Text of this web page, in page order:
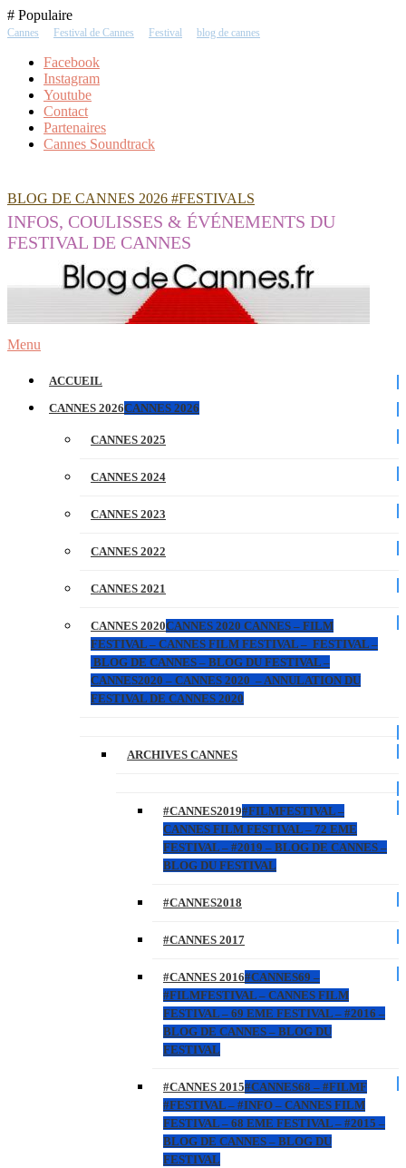
Skip
To
# Populaire
Cannes Festival de Cannes Festival blog de cannes
Facebook
Instagram
Youtube
Contact
Partenaires
Cannes Soundtrack
BLOG DE CANNES 2026 #FESTIVALS
INFOS, COULISSES & ÉVÉNEMENTS DU
FESTIVAL DE CANNES
Menu
ACCUEIL
CANNES 2026CANNES 2026
CANNES 2025
CANNES 2024
CANNES 2023
CANNES 2022
CANNES 2021
CANNES 2020CANNES 2020 CANNES – FILM
FESTIVAL – CANNES FILM FESTIVAL – FESTIVAL –
BLOG DE CANNES – BLOG DU FESTIVAL –
CANNES2020 – CANNES 2020 – ANNULATION DU
FESTIVAL DE CANNES 2020
ARCHIVES CANNES
#CANNES2019#FILMFESTIVAL –
CANNES FILM FESTIVAL – 72 EME
FESTIVAL – #2019 – BLOG DE CANNES –
BLOG DU FESTIVAL
#CANNES2018
#CANNES 2017
#CANNES 2016#CANNES69 –
#FILMFESTIVAL – CANNES FILM
FESTIVAL – 69 EME FESTIVAL – #2016 –
BLOG DE CANNES – BLOG DU
FESTIVAL
#CANNES 2015#CANNES68 – #FILMF
#FESTIVAL – #INFO – CANNES FILM
FESTIVAL – 68 EME FESTIVAL – #2015 –
BLOG DE CANNES – BLOG DU
FESTIVAL